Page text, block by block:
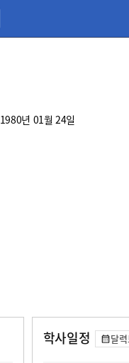
1980년 01월 24일
학사일정 달